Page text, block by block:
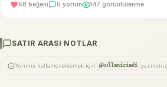
58 beğeni 0 yorum 147 görüntülenme
SATIR ARASI NOTLAR
Yoruma kullanıcı eklemek için @kullaniciadi